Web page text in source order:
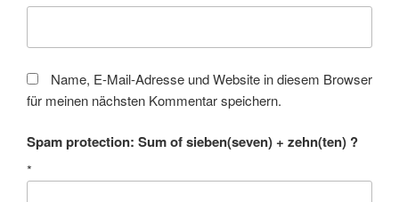
Name, E-Mail-Adresse und Website in diesem Browser
für meinen nächsten Kommentar speichern.
Spam protection: Sum of sieben(seven) + zehn(ten) ?
*